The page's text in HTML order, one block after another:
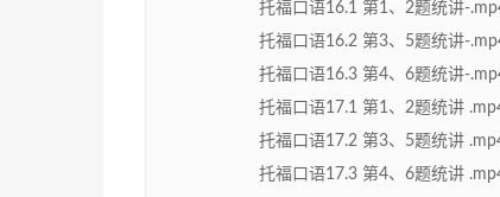
托福口语16.1 第1、2题统讲-
托福口语16.2 第3、5题统讲-
托福口语16.3 第4、6题统讲-
托福口语17.1 第1、2题统讲
托福口语17.2 第3、5题统讲
托福口语17.3 第4、6题统讲